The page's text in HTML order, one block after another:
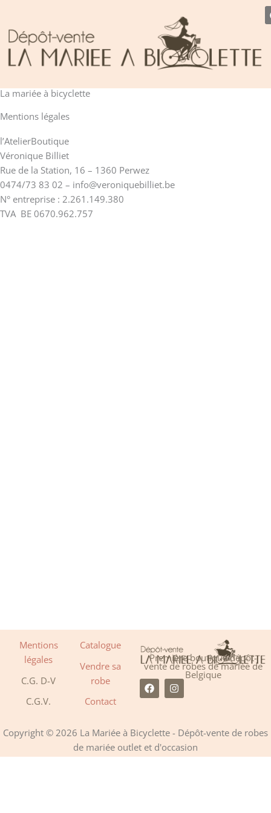
contenu
La mariée à bicyclette
Mentions légales
l’AtelierBoutique
Véronique Billiet
Rue de la Station, 16 – 1360 Perwez
0474/73 83 02 – info@veroniquebilliet.be
N° entreprise : 2.261.149.380
TVA BE 0670.962.757
Mentions
légales
C.G. D-V
C.G.V.
Catalogue
Vendre sa
robe
Contact
Première boutique dépôt-
vente de robes de mariée de
Belgique
F
a
c
o
k
I
n
s
g
a
m
Copyright © 2026 La Mariée à Bicyclette - Dépôt-vente de robes
de mariée outlet et d'occasion